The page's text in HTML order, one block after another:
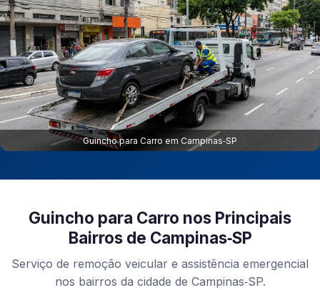
Guincho para Carro em Campinas‑SP
Guincho para Carro nos Principais
Bairros de Campinas‑SP
Serviço de remoção veicular e assistência emergencial
nos bairros da cidade de Campinas‑SP.